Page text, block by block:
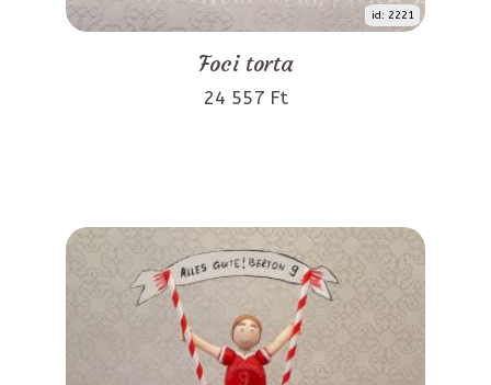
id: 2221
Foci torta
24 557 Ft